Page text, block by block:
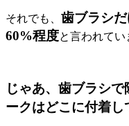
それでも、 歯ブラシ
60%程度と言われてい
じゃあ、歯ブラシ
ークはどこに付着し